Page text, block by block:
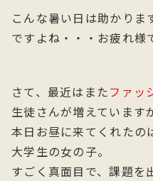
こんな暑い日は助かりま
ですよね・・・お疲れ様
さて、最近はまたファッ
生徒さんが増えています
本日お昼に来てくれたの
大学生の女の子。
すごく真面目で、課題を